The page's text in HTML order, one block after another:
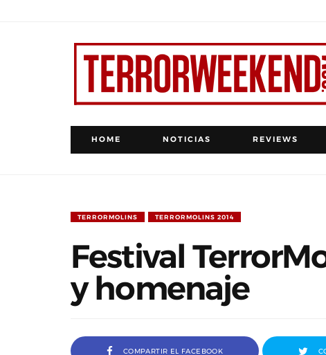
HOME NOTICIAS REVIEWS
TERRORMOLINS TERRORMOLINS 2014
Festival
y homenaje
COMPARTIR EL FACEBOOK